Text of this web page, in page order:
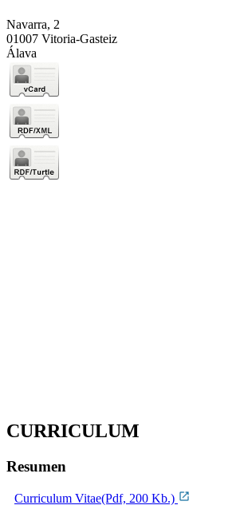
Navarra, 2
01007 Vitoria-Gasteiz
Álava
CURRICULUM
Resumen
Curriculum Vitae(Pdf, 200 Kb.)